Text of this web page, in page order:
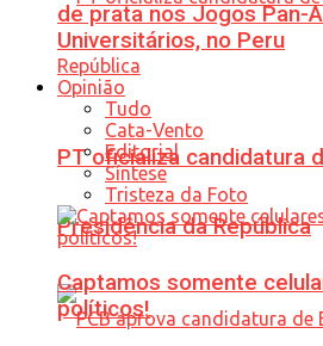
PT oficializa candidatura
Presidência da República
de prata nos Jogos Pan-
Universitários, no Peru
Opinião
Tudo
Cata-Vento
Editorial
Síntese
Tristeza da Foto
Captamos somente
políticos!